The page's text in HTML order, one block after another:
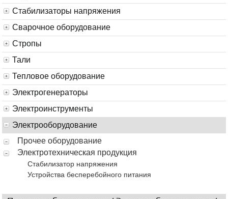
Стабилизаторы напряжения
Сварочное оборудование
Стропы
Тали
Тепловое оборудование
Электрогенераторы
Электроинструменты
Электрооборудование
Прочее оборудование
Электротехническая продукция
Стабилизатор напряжения
Устройства бесперебойного питания